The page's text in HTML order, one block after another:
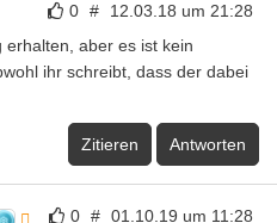
0 # 12.03.18 um 21:28
erhalten, aber es ist kein
ihr schreibt, dass der dabei
Zitieren Antworten
0 # 01.10.19 um 11:28